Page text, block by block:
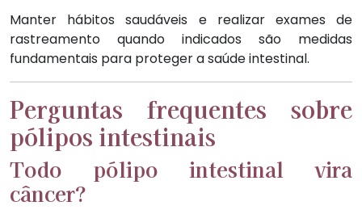
Manter hábitos saudáveis e realizar exames de
rastreamento quando indicados são medidas
fundamentais para proteger a saúde intestinal.
Perguntas frequentes sobre
pólipos intestinais
Todo pólipo intestinal vira
câncer?